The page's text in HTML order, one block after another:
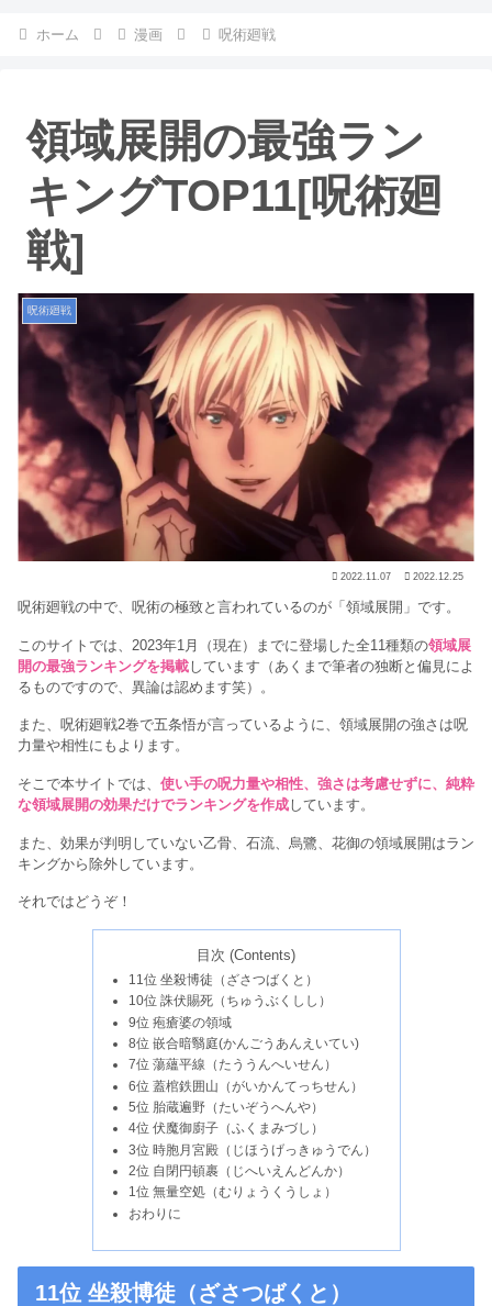
ホーム 漫画 呪術廻戦
領域展開の最強ラン
キングTOP11[呪術廻
戦]
呪術廻戦
2022.11.07 2022.12.25
呪術廻戦の中で、呪術の極致と言われているのが「領域展開」です。
このサイトでは、2023年1月（現在）までに登場した全11種類の領域展
開の最強ランキングを掲載しています（あくまで筆者の独断と偏見によ
るものですので、異論は認めます笑）。
また、呪術廻戦2巻で五条悟が言っているように、領域展開の強さは呪
力量や相性にもよります。
そこで本サイトでは、 使い手の呪力量や相性、強さは考慮せずに、純粋
な領域展開の効果だけでランキングを作成しています。
また、効果が判明していない乙骨、石流、烏鷺、花御の領域展開はラン
キングから除外しています。
それではどうぞ！
目次 (Contents)
11位 坐殺博徒（ざさつばくと）
10位 誅伏賜死（ちゅうぶくしし）
9位 疱瘡婆の領域
8位 嵌合暗翳庭(かんごうあんえいてい)
7位 蕩蘊平線（たううんへいせん）
6位 蓋棺鉄囲山（がいかんてっちせん）
5位 胎蔵遍野（たいぞうへんや）
4位 伏魔御廚子（ふくまみづし）
3位 時胞月宮殿（じほうげっきゅうでん）
2位 自閉円頓裹（じへいえんどんか）
1位 無量空処（むりょうくうしょ）
おわりに
11位 坐殺博徒（ざさつばくと）